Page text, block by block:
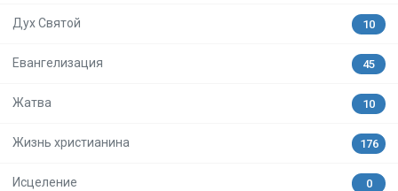
Дух Святой 10
Евангелизация 45
Жатва 10
Жизнь христианина 176
Исцеление 0